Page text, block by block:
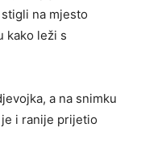
na mjesto
kako leži s
a na snimku
je i ranije prijetio